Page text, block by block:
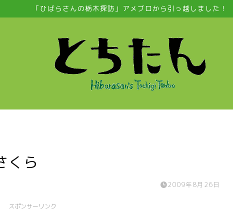
「ひばらさんの栃木探訪」アメブロから引っ越しました！
くら
2009年8月26日
スポンサーリンク